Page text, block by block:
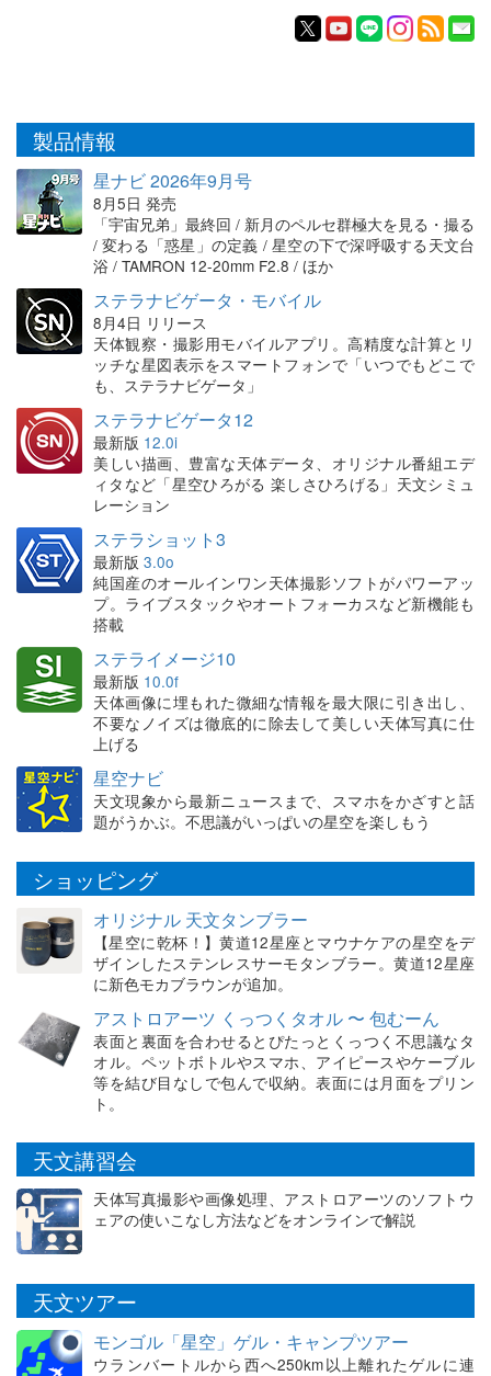
製品情報
星ナビ 2026年9月号
8月5日 発売
「宇宙兄弟」最終回 / 新月のペルセ群極大を見る・撮る
/ 変わる「惑星」の定義 / 星空の下で深呼吸する天文台
浴 / TAMRON 12-20mm F2.8 / ほか
ステラナビゲータ・モバイル
8月4日 リリース
天体観察・撮影用モバイルアプリ。高精度な計算とリ
ッチな星図表示をスマートフォンで「いつでもどこで
も、ステラナビゲータ」
ステラナビゲータ12
最新版 12.0i
美しい描画、豊富な天体データ、オリジナル番組エデ
ィタなど「星空ひろがる 楽しさひろげる」天文シミュ
レーション
ステラショット3
最新版 3.0o
純国産のオールインワン天体撮影ソフトがパワーアッ
プ。ライブスタックやオートフォーカスなど新機能も
搭載
ステライメージ10
最新版 10.0f
天体画像に埋もれた微細な情報を最大限に引き出し、
不要なノイズは徹底的に除去して美しい天体写真に仕
上げる
星空ナビ
天文現象から最新ニュースまで、スマホをかざすと話
題がうかぶ。不思議がいっぱいの星空を楽しもう
ショッピング
オリジナル 天文タンブラー
【星空に乾杯！】黄道12星座とマウナケアの星空をデ
ザインしたステンレスサーモタンブラー。黄道12星座
に新色モカブラウンが追加。
アストロアーツ くっつくタオル 〜 包むーん
表面と裏面を合わせるとぴたっとくっつく不思議なタ
オル。ペットボトルやスマホ、アイピースやケーブル
等を結び目なしで包んで収納。表面には月面をプリン
ト。
天文講習会
天体写真撮影や画像処理、アストロアーツのソフトウ
ェアの使いこなし方法などをオンラインで解説
天文ツアー
モンゴル「星空」ゲル・キャンプツアー
ウランバートルから西へ250km以上離れたゲルに連